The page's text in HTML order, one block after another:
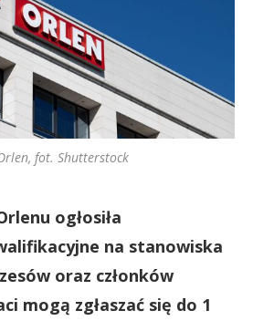
fot. Shutterstock
ogłosiła
na stanowiska
oraz członków
mogą zgłaszać się do 1